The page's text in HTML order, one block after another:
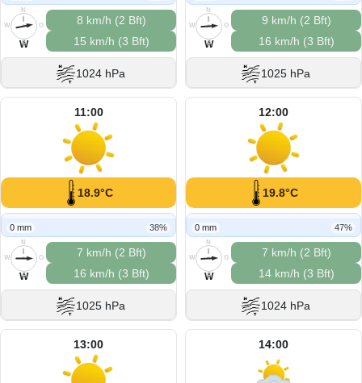
N
O
S
W
W
8 km/h (2 Bft)
15 km/h (3 Bft)
1024 hPa
N
O
S
W
W
9 km/h (2 Bft)
16 km/h (3 Bft)
1025 hPa
11:00
18.9°C
0 mm 38%
N
O
S
W
W
7 km/h (2 Bft)
16 km/h (3 Bft)
1025 hPa
12:00
19.8°C
0 mm 47%
N
O
S
W
W
7 km/h (2 Bft)
14 km/h (3 Bft)
1024 hPa
13:00 14:00